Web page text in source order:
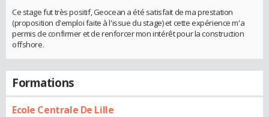
Ce stage fut très positif, Geocean a été satisfait de ma prestation
(proposition d'emploi faite à l'issue du stage) et cette expérience m'a
permis de confirmer et de renforcer mon intérêt pour la construction
offshore.
Formations
Ecole Centrale De Lille